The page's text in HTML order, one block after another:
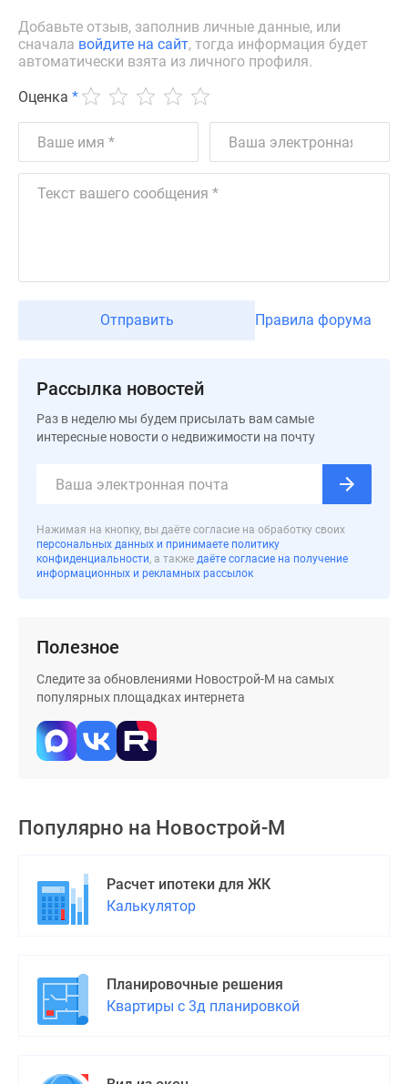
ИТ-
ипотека
скидками
41%
Видео
Москве
реновации
Новостройки
класса
Новостройки
бизнес-
Траншевая
коттеджи
Коттеджные
Новой
коттеджные
поселки
Строящиеся
поселки
Коттеджные
поселки
Добавьте отзыв, заполнив личные данные, или
сначала войдите на сайт, тогда информация будет
автоматически взята из личного профиля.
Оценка *
Отправить Правила форума
Рассылка новостей
Раз в неделю мы будем присылать вам самые
интересные новости о недвижимости на почту
Нажимая на кнопку, вы даёте согласие на обработку своих
персональных данных и принимаете политику
конфиденциальности, а также даёте согласие на получение
информационных и рекламных рассылок
Полезное
Следите за обновлениями Новострой-М на самых
популярных площадках интернета
Популярно на Новострой-М
Расчет ипотеки для ЖК
Калькулятор
Планировочные решения
Квартиры с 3д планировкой